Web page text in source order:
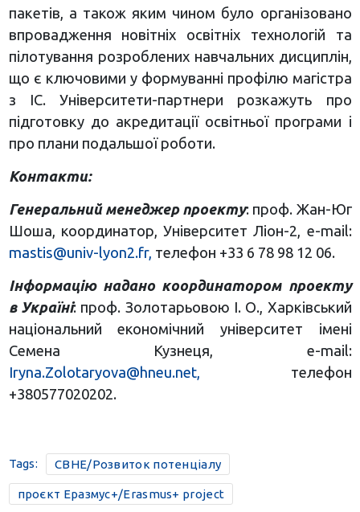
пакетів, а також яким чином було організовано
впровадження новітніх освітніх технологій та
пілотування розроблених навчальних дисциплін,
що є ключовими у формуванні профілю магістра
з ІС. Університети-партнери розкажуть про
підготовку до акредитації освітньої програми і
про плани подальшої роботи.
Контакти:
Генеральний менеджер проекту: проф. Жан-Юг
Шоша, координатор, Університет Ліон-2, e-mail:
mastis@univ-lyon2.fr, телефон +33 6 78 98 12 06.
Інформацію надано координатором проекту
в Україні: проф. Золотарьовою І. О., Харківський
національний економічний університет імені
Семена Кузнеця, e-mail:
Iryna.Zolotaryova@hneu.net,
телефон
+380577020202.
Tags: CBHE/Розвиток потенціалу
проєкт Еразмус+/Erasmus+ project